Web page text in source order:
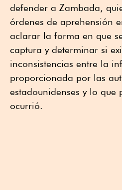
defender a Zambada,
órdenes de aprehensión
aclarar la forma en que
captura y determinar si
inconsistencias entre la
proporcionada por las
estadounidenses y lo que
ocurrió.